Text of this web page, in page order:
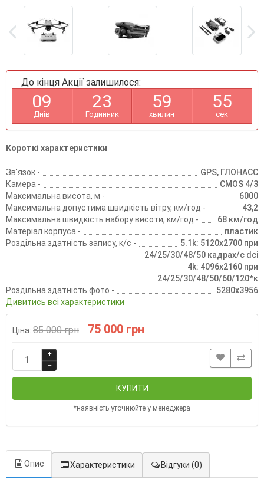
До кінця Акції залишилося:
09
Днів
23
Годинник
59
хвилин
55
сек
Короткі характеристики
Зв'язок -
GPS, ГЛОНАСС
Камера -
CMOS 4/3
Максимальна висота, м -
6000
Максимальна допустима швидкість вітру, км/год -
43,2
Максимальна швидкість набору висоти, км/год -
68 км/год
Матеріал корпуса -
пластик
Роздільна здатність запису, к/с -
5.1k: 5120x2700 при
24/25/30/48/50 кадрах/c dci
4k: 4096x2160 при
24/25/30/48/50/60/120*к
Роздільна здатність фото -
5280x3956
Дивитись всі характеристики
Ціна: 85 000 грн 75 000 грн
КУПИТИ
*наявність уточнюйте у менеджера
Опис Характеристики Відгуки (0)